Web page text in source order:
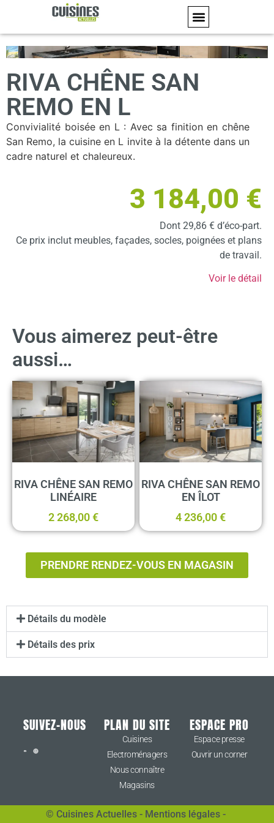
RIVA CHÊNE SAN
REMO EN L
Convivialité boisée en L : Avec sa finition en chêne
San Remo, la cuisine en L invite à la détente dans un
cadre naturel et chaleureux.
3 184,00 €
Dont 29,86 € d’éco-part.
Ce prix inclut meubles, façades, socles, poignées et plans
de travail.
Voir le détail
Vous aimerez peut-être
aussi…
RIVA CHÊNE SAN REMO
LINÉAIRE
2 268,00€
RIVA CHÊNE SAN REMO
EN ÎLOT
4 236,00€
PRENDRE RENDEZ-VOUS EN MAGASIN
Détails du modèle
Détails des prix
SUIVEZ-NOUS PLAN DU SITE
Cuisines
Electroménagers
Nous connaître
Magasins
ESPACE PRO
Espace presse
Ouvrir un corner
© Cuisines Actuelles - Mentions légales -